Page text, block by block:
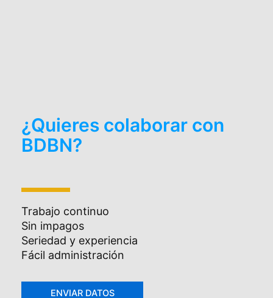
¿Quieres colaborar con
BDBN?
Trabajo continuo
Sin impagos
Seriedad y experiencia
Fácil administración